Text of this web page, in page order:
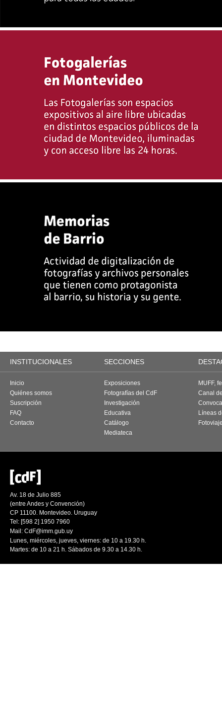
INSTITUCIONALES SECCIONES
Inicio
Quiénes somos
Suscripción
FAQ
Contacto
Exposiciones
Fotografías del CdF
Investigación
Educativa
Catálogo
Mediateca
MUFF,
Canal
Líneas
Av. 18 de Julio 885
(entre Andes y Convención)
CP 11100. Montevideo. Uruguay
Tel: [598 2] 1950 7960
Mail: CdF@imm.gub.uy
Lunes, miércoles, jueves, viernes: de 10 a 19.30 h.
Martes: de 10 a 21 h. Sábados de 9.30 a 14.30 h.